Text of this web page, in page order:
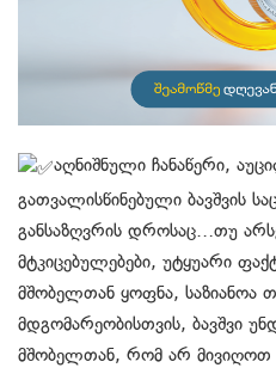
აღნიშნული ჩანაწერი,
გათვალისწინებული ბავშვის
განსაზღვრის დროსაც…თუ
მტკიცებულებები, უტყუარი
მშობელთან ყოფნა, საზიანოა
მდგომარეობისთვის, ბავშვი
მშობელთან, რომ არ მივიღოთ